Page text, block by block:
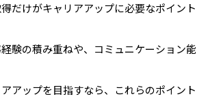
だけがキャリアアップに必要なポイント
験の積み重ねや、コミュニケーション能
アップを目指すなら、これらのポイント